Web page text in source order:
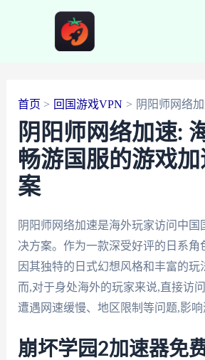
首页 回国游戏VPN 阴阳师网络
阴阳师网络加速:
畅游国服的游戏
案
阴阳师网络加速是海外玩家访问中国
决方案。作为一款深受好评的日系角
因其独特的日式幻想风格和丰富的玩
而,对于身处海外的玩家来说,直接访
遭遇网速缓慢、地区限制等问题,影响
崩坏学园2加速器免